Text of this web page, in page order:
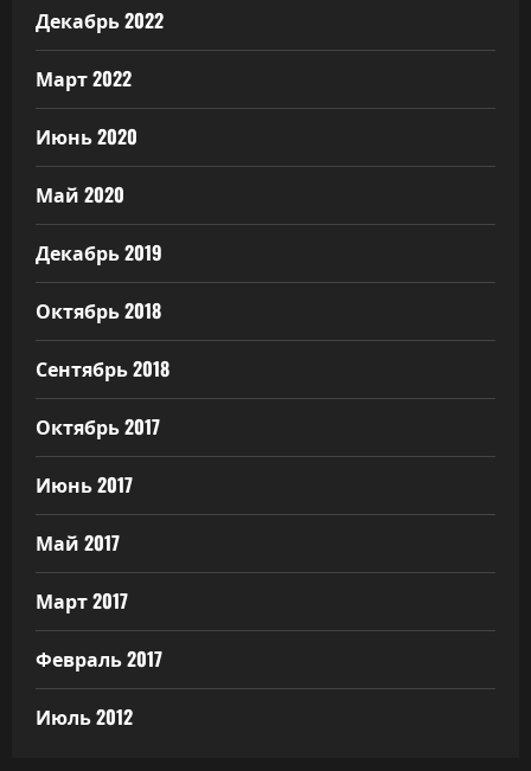
Декабрь 2022
Март 2022
Июнь 2020
Май 2020
Декабрь 2019
Октябрь 2018
Сентябрь 2018
Октябрь 2017
Июнь 2017
Май 2017
Март 2017
Февраль 2017
Июль 2012